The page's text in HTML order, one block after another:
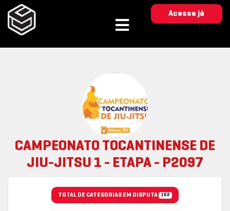
Acesse já
CAMPEONATO TOCANTINENSE DE
JIU-JITSU 1 - ETAPA - P2097
TOTAL DE CATEGORIAS EM DISPUTA 162